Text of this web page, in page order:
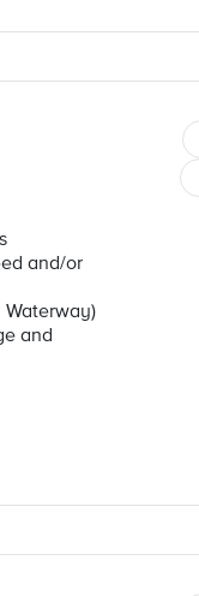
and/or
Waterway)
and